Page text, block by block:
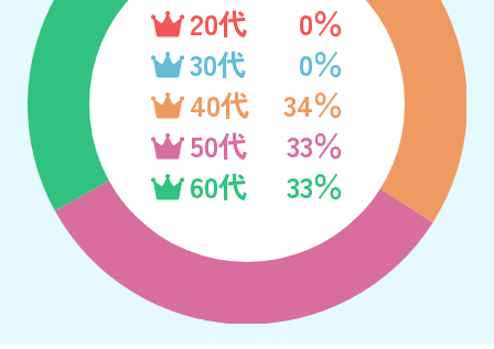
20代
0％
30代
0％
40代
34％
50代
33％
60代
33％